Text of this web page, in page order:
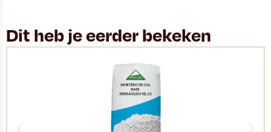
Dit heb je eerder bekeken